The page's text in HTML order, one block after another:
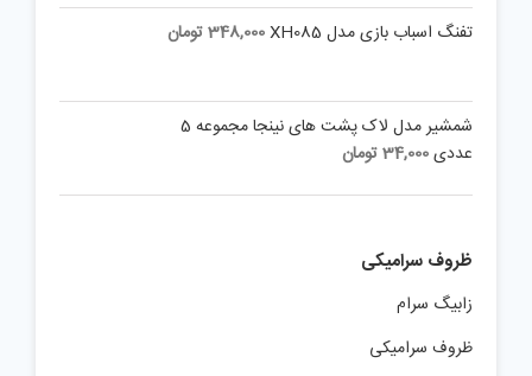
تفنگ اسباب بازی مدل XH085 348,000تومان
شمشیر مدل لاک پشت های نینجا مجموعه 5
عددی34,000تومان
ظروف سرامیکی
زابیگ سرام
ظروف سرامیکی